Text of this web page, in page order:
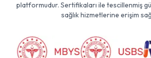
platformudur. Sertifikaları ile tescillenmiş
sağlık hizmetlerine erişim